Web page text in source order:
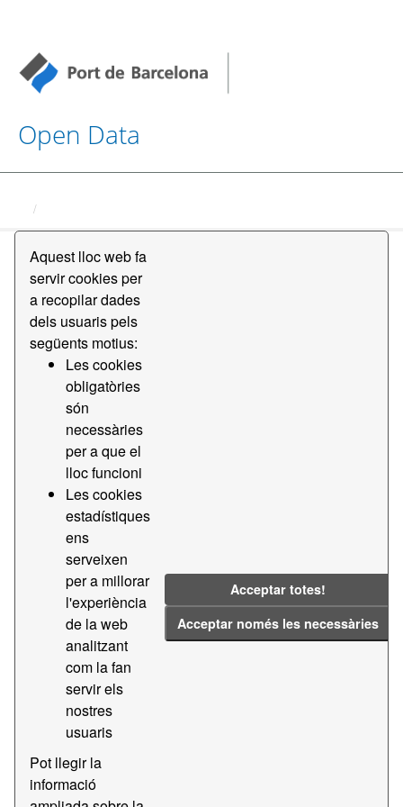
Aquest lloc web fa
servir cookies per
a recopilar dades
dels usuaris pels
següents motius:
Les cookies
obligatòries
són
necessàries
per a que el
lloc funcioni
Les cookies
estadístiques
ens
serveixen
per a millorar
l'experiència
de la web
analitzant
com la fan
servir els
nostres
usuaris
Pot llegir la
informació
Acceptar totes!
Acceptar només les necessàries
Open Data
Order by
2 conjunts de dades trobats
Licenses: CC BY-SA 4.0
Transparencia i Licitacions APB
Contractes
Filter Results
Transparencia - Contractes menors
Dades de transparencia - Contractes menors
PDF
Transparencia - Contractes majors
Dades de transparencia - Contractes majors